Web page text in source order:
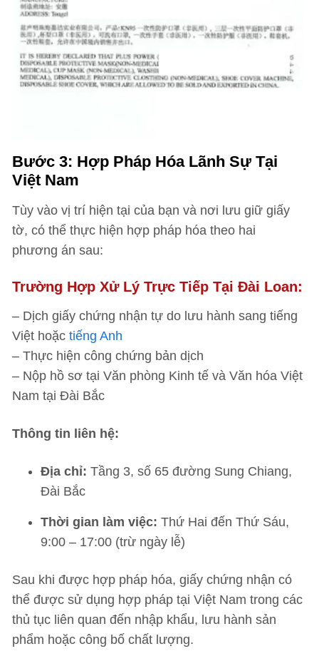
Bước 3: Hợp Pháp Hóa Lãnh Sự Tại
Việt Nam
Tùy vào vị trí hiện tại của bạn và nơi lưu giữ giấy
tờ, có thể thực hiện hợp pháp hóa theo hai
phương án sau:
Trường Hợp Xử Lý Trực Tiếp Tại Đài Loan:
– Dịch giấy chứng nhận tự do lưu hành sang tiếng
Việt hoặc tiếng Anh
– Thực hiện công chứng bản dịch
– Nộp hồ sơ tại Văn phòng Kinh tế và Văn hóa Việt
Nam tại Đài Bắc
Thông tin liên hệ:
Địa chỉ: Tầng 3, số 65 đường Sung Chiang,
Đài Bắc
Thời gian làm việc: Thứ Hai đến Thứ Sáu,
9:00 – 17:00 (trừ ngày lễ)
Sau khi được hợp pháp hóa, giấy chứng nhận có
thể được sử dụng hợp pháp tại Việt Nam trong các
thủ tục liên quan đến nhập khẩu, lưu hành sản
phẩm hoặc công bố chất lượng.